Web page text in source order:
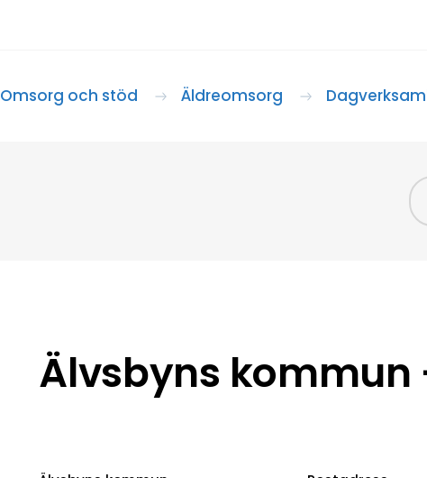
Omsorg och stöd Äldreomsorg
Älvsbyns kommun